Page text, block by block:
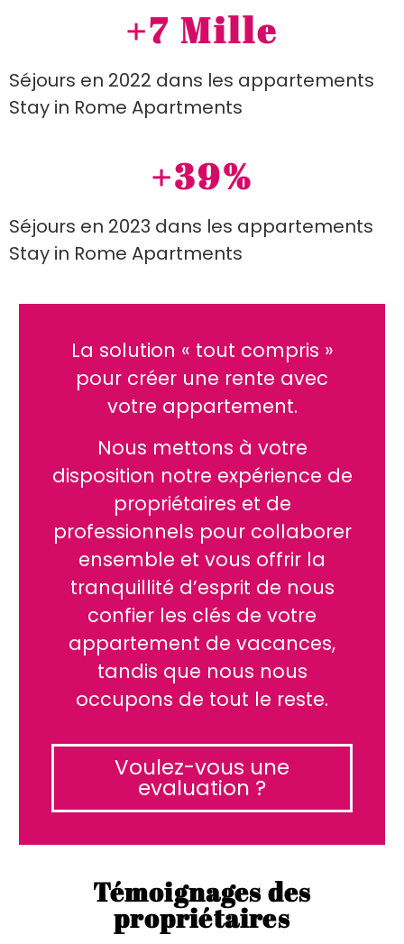
Séjours en 2022 dans les appartements
Stay in Rome Apartments
+7 Mille
Séjours en 2023 dans les appartements
Stay in Rome Apartments
+39%
La solution « tout compris »
pour créer une rente avec
votre appartement.
Nous mettons à votre
disposition notre expérience de
propriétaires et de
professionnels pour collaborer
ensemble et vous offrir la
tranquillité d’esprit de nous
confier les clés de votre
appartement de vacances,
tandis que nous nous
occupons de tout le reste.
Voulez-vous une
evaluation ?
Témoignages des
propriétaires